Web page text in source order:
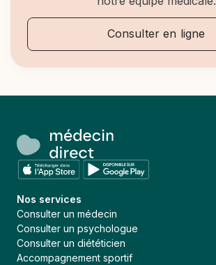
Consulter en ligne
Nos services
Consulter un médecin
Consulter un psychologue
Consulter un diététicien
Accompagnement sportif